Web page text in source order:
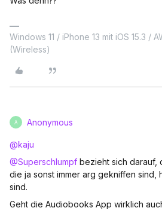
Windows 11 / iPhone 13 mit iOS 15.3 /
(Wireless)
A Anonymous
@kaju
@Superschlumpf bezieht sich darauf,
die ja sonst immer arg gekniffen sind,
sind.
Geht die Audiobooks App wirklich